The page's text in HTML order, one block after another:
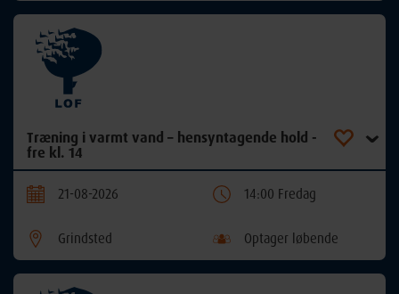
Træning i varmt vand – hensyntagende hold -
fre kl. 14
21-08-2026 14:00 Fredag
Grindsted Optager løbende